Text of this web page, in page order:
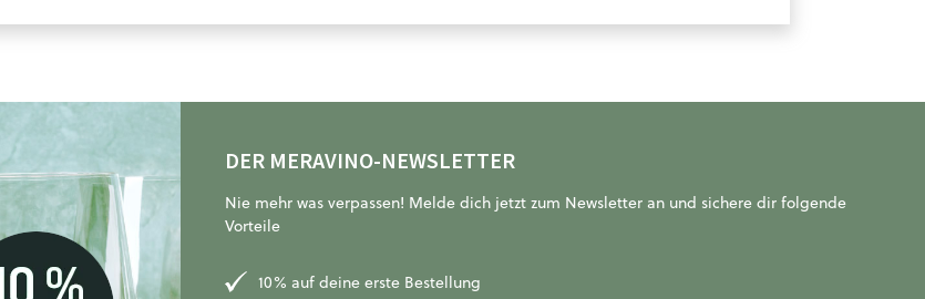
DER MERAVINO-NEWSLETTER
Nie mehr was verpassen! Melde dich jetzt zum Newsletter an und sichere dir folgende
Vorteile
10% auf deine erste Bestellung